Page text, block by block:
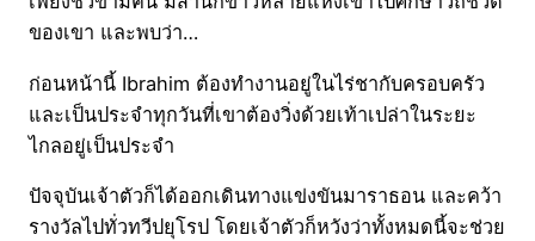
ของเขา และพบว่า…
ก่อนหน้านี้ Ibrahim ต้องทำงานอยู่ในไร่ชากับครอบครัว
และเป็นประจำทุกวันที่เขาต้องวิ่งด้วยเท้าเปล่าในระยะ
ไกลอยู่เป็นประจำ
ปัจจุบันเจ้าตัวก็ได้ออกเดินทางแข่งขันมาราธอน และคว้า
รางวัลไปทั่วทวีปยุโรป โดยเจ้าตัวก็หวังว่าทั้งหมดนี้จะช่วย